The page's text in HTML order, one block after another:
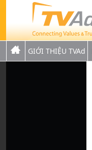
GIỚI THIỆU TVAd